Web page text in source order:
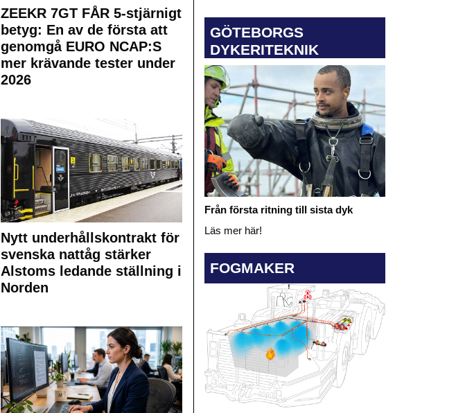
ZEEKR 7GT FÅR 5-stjärnigt
betyg: En av de första att
genomgå EURO NCAP:S
mer krävande tester under
2026
Nytt underhållskontrakt för
svenska nattåg stärker
Alstoms ledande ställning i
Norden
GÖTEBORGS
DYKERITEKNIK
Från första ritning till sista dyk
Läs mer här!
FOGMAKER